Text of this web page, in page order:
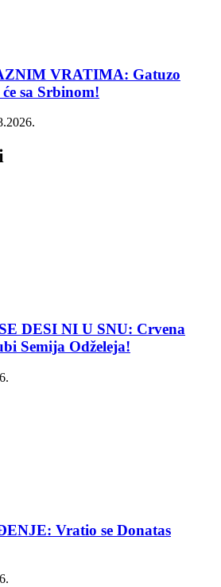
VRATIMA: Gatuzo
sa Srbinom!
DESI NI U SNU: Crvena
Semija Odželeja!
Vratio se Donatas